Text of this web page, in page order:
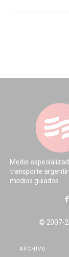
Medio
transporte
medios guiados.
© 2007-
ARCHIVO